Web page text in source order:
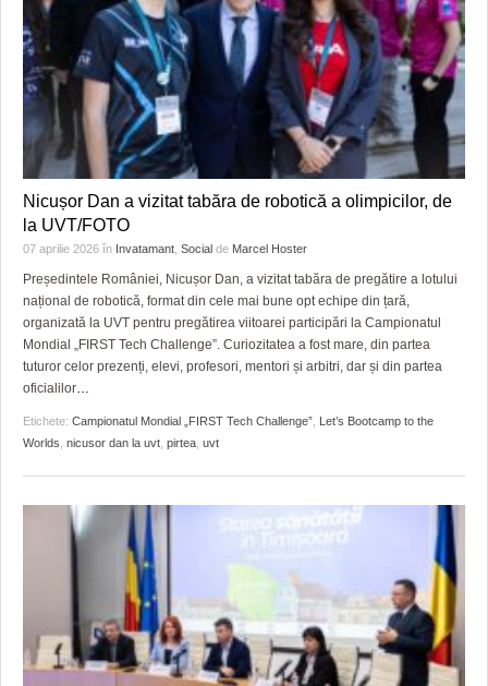
Nicușor Dan a vizitat tabăra de robotică a olimpicilor, de
la UVT/FOTO
07 aprilie 2026 în Invatamant Social de Marcel Hoster
Președintele României, Nicușor Dan, a vizitat tabăra de pregătire a lotului
național de robotică, format din cele mai bune opt echipe din țară,
organizată la UVT pentru pregătirea viitoarei participări la Campionatul
Mondial „FIRST Tech Challenge”. Curiozitatea a fost mare, din partea
tuturor celor prezenți, elevi, profesori, mentori și arbitri, dar și din partea
oficialilor
Etichete: Campionatul Mondial „FIRST Tech Challenge” Let’s Bootcamp to the
Worlds nicusor dan la uvt pirtea uvt